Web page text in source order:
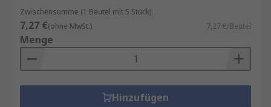
Zwischensumme (1 Beutel mit 5 Stück)
7,27 €(ohne MwSt.) 7,27 €/Beutel
Menge
Hinzufügen